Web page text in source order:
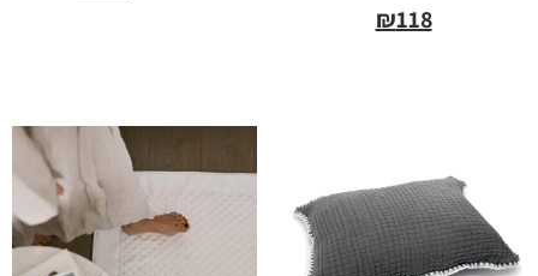
₪118